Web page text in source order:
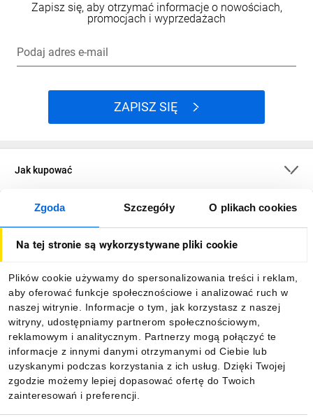
Zgoda Szczegóły O plikach cookies
Na tej stronie są wykorzystywane pliki cookie
Plików cookie używamy do spersonalizowania treści i reklam,
aby oferować funkcje społecznościowe i analizować ruch w
naszej witrynie. Informacje o tym, jak korzystasz z naszej
witryny, udostępniamy partnerom społecznościowym,
reklamowym i analitycznym. Partnerzy mogą połączyć te
informacje z innymi danymi otrzymanymi od Ciebie lub
uzyskanymi podczas korzystania z ich usług. Dzięki Twojej
zgodzie możemy lepiej dopasować ofertę do Twoich
zainteresowań i preferencji.
Zapisz się, aby otrzymać informacje o nowościach,
promocjach i wyprzedażach
Podaj adres e-mail
ZAPISZ SIĘ
Jak kupować
O firmie
Informacje
Pobierz naszą aplikację mobilną: